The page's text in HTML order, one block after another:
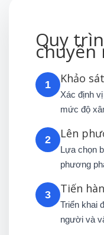
Quy
chuyên
1 Khảo
Xác định
mức độ
2 Lên
Lựa chọn
phương
3 Tiến
Triển khai
người và